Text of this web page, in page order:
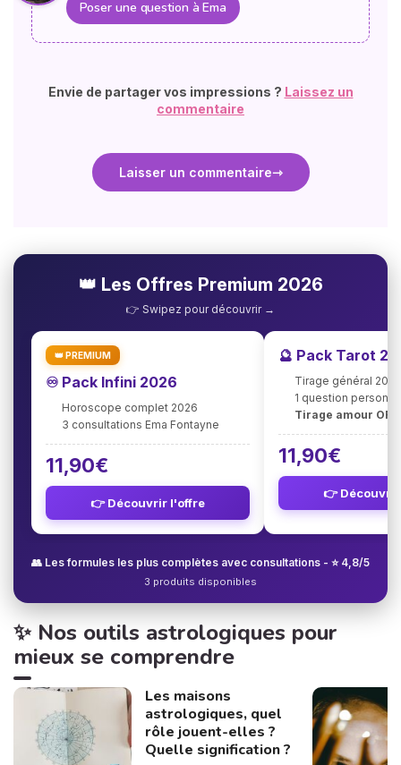
Poser une question à Ema
Envie de partager vos impressions ? Laissez un
commentaire
Laisser un commentaire
👑 Les Offres Premium 2026
👉 Swipez pour découvrir →
👑 PREMIUM
♾️ Pack Infini 2026
Horoscope complet 2026
3 consultations Ema Fontayne
11,90€
👉 Découvrir l'offre
🔮 Pack Tarot
Tirage général 2026
1 question
Tirage amour
11,90€
👉
👥 Les formules les plus complètes avec consultations - ⭐ 4,8/5
3 produits disponibles
✨ Nos outils astrologiques pour
mieux se comprendre
Les maisons
astrologiques, quel
rôle jouent-elles ?
Quelle signification ?